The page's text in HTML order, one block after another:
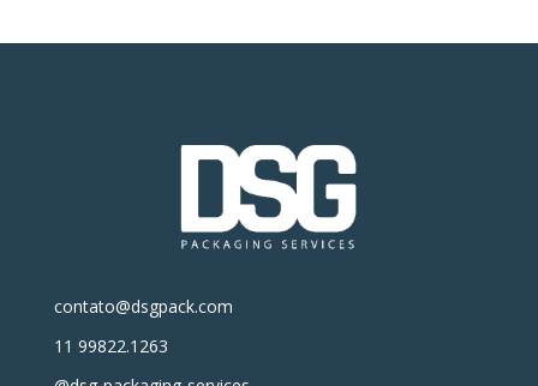
contato@dsgpack.com
11 99822.1263